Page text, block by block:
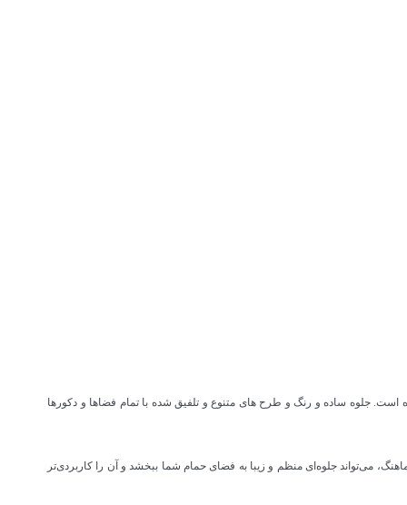
جلوه ساده و رنگ و طرح های متنوع و تلفیق شده با تمام فضاها و دکورها
می‌تواند جلوه‌ای منظم و زیبا به فضای حمام شما ببخشد و آن را کاربردی‌تر